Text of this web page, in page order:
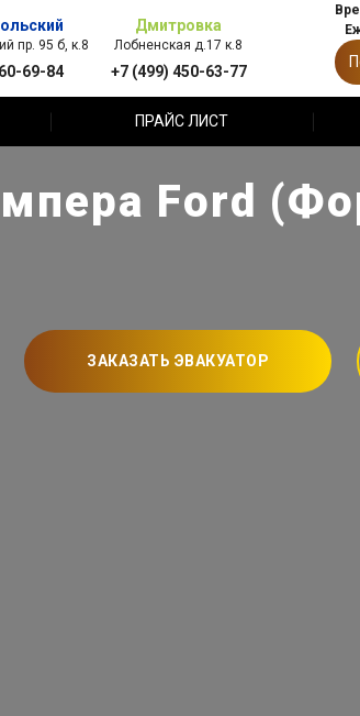
пр. 95 б, к.8
69-84
Дмитровка
Лобненская д.17 к.8
+7 (499) 450-63-77
ПРАЙС ЛИСТ
Ford
ЗАКАЗАТЬ ЭВАКУАТОР